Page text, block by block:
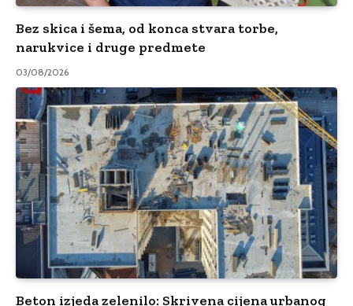
Bez skica i šema, od konca stvara torbe,
narukvice i druge predmete
03/08/2026
Beton izjeda zelenilo: Skrivena cijena urbanog